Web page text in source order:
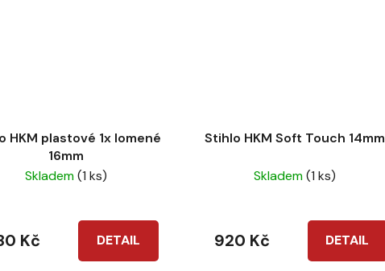
HKM plastové 1x lomené
16mm
Skladem(1 ks)
DETAIL
Kč
Stihlo HKM Soft Touch 14mm
Skladem(1 ks)
DETAIL
920 Kč